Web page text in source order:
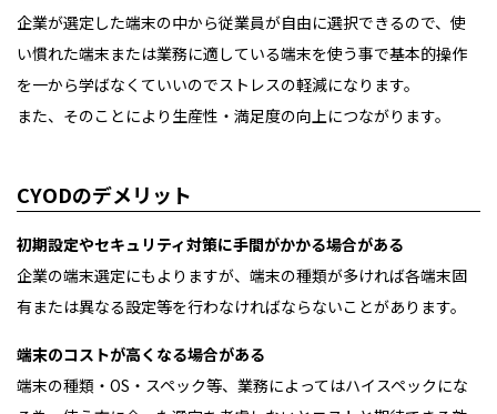
企業が選定した端末の中から従業員が自由に選択できるので、使
い慣れた端末または業務に適している端末を使う事で基本的操作
を一から学ばなくていいのでストレスの軽減になります。
また、そのことにより生産性・満足度の向上につながります。
CYODのデメリット
初期設定やセキュリティ対策に手間がかかる場合がある
企業の端末選定にもよりますが、端末の種類が多ければ各端末固
有または異なる設定等を行わなければならないことがあります。
端末のコストが高くなる場合がある
端末の種類・OS・スペック等、業務によってはハイスペックにな